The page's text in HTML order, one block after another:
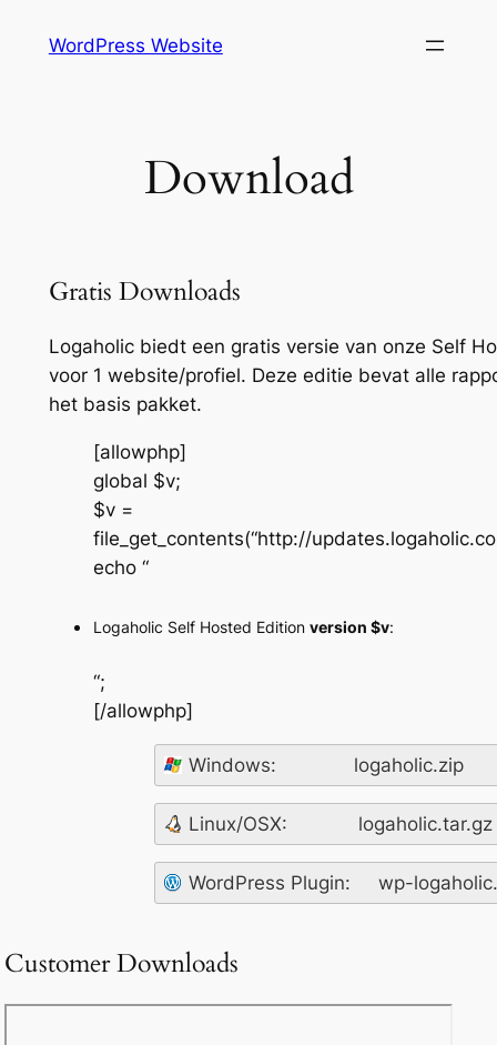
WordPress Website
Download
Gratis Downloads
Logaholic biedt een gratis versie van onze Self
voor 1 website/profiel. Deze editie bevat alle
het basis pakket.
[allowphp]
global $v;
$v =
file_get_contents(“http://
echo “
Logaholic Self Hosted Edition version $v:
“;
[/allowphp]
Windows: logaholic.zip
Linux/OSX: logaholic.tar.gz
WordPress Plugin: wp-
Customer Downloads